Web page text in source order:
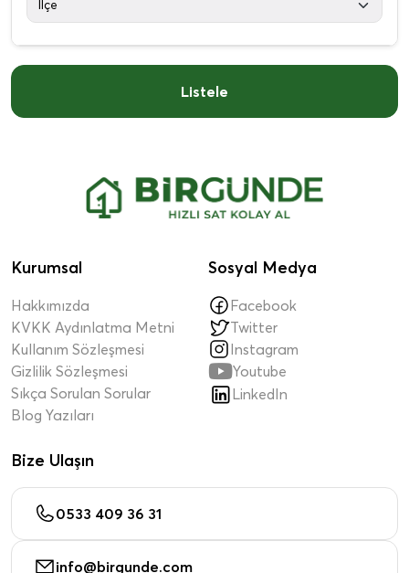
Listele
Kurumsal
Hakkımızda
KVKK Aydınlatma Metni
Kullanım Sözleşmesi
Gizlilik Sözleşmesi
Sıkça Sorulan Sorular
Blog Yazıları
Sosyal Medya
Facebook
Twitter
Instagram
Youtube
LinkedIn
Bize Ulaşın
0533 409 36 31
info@birgunde.com